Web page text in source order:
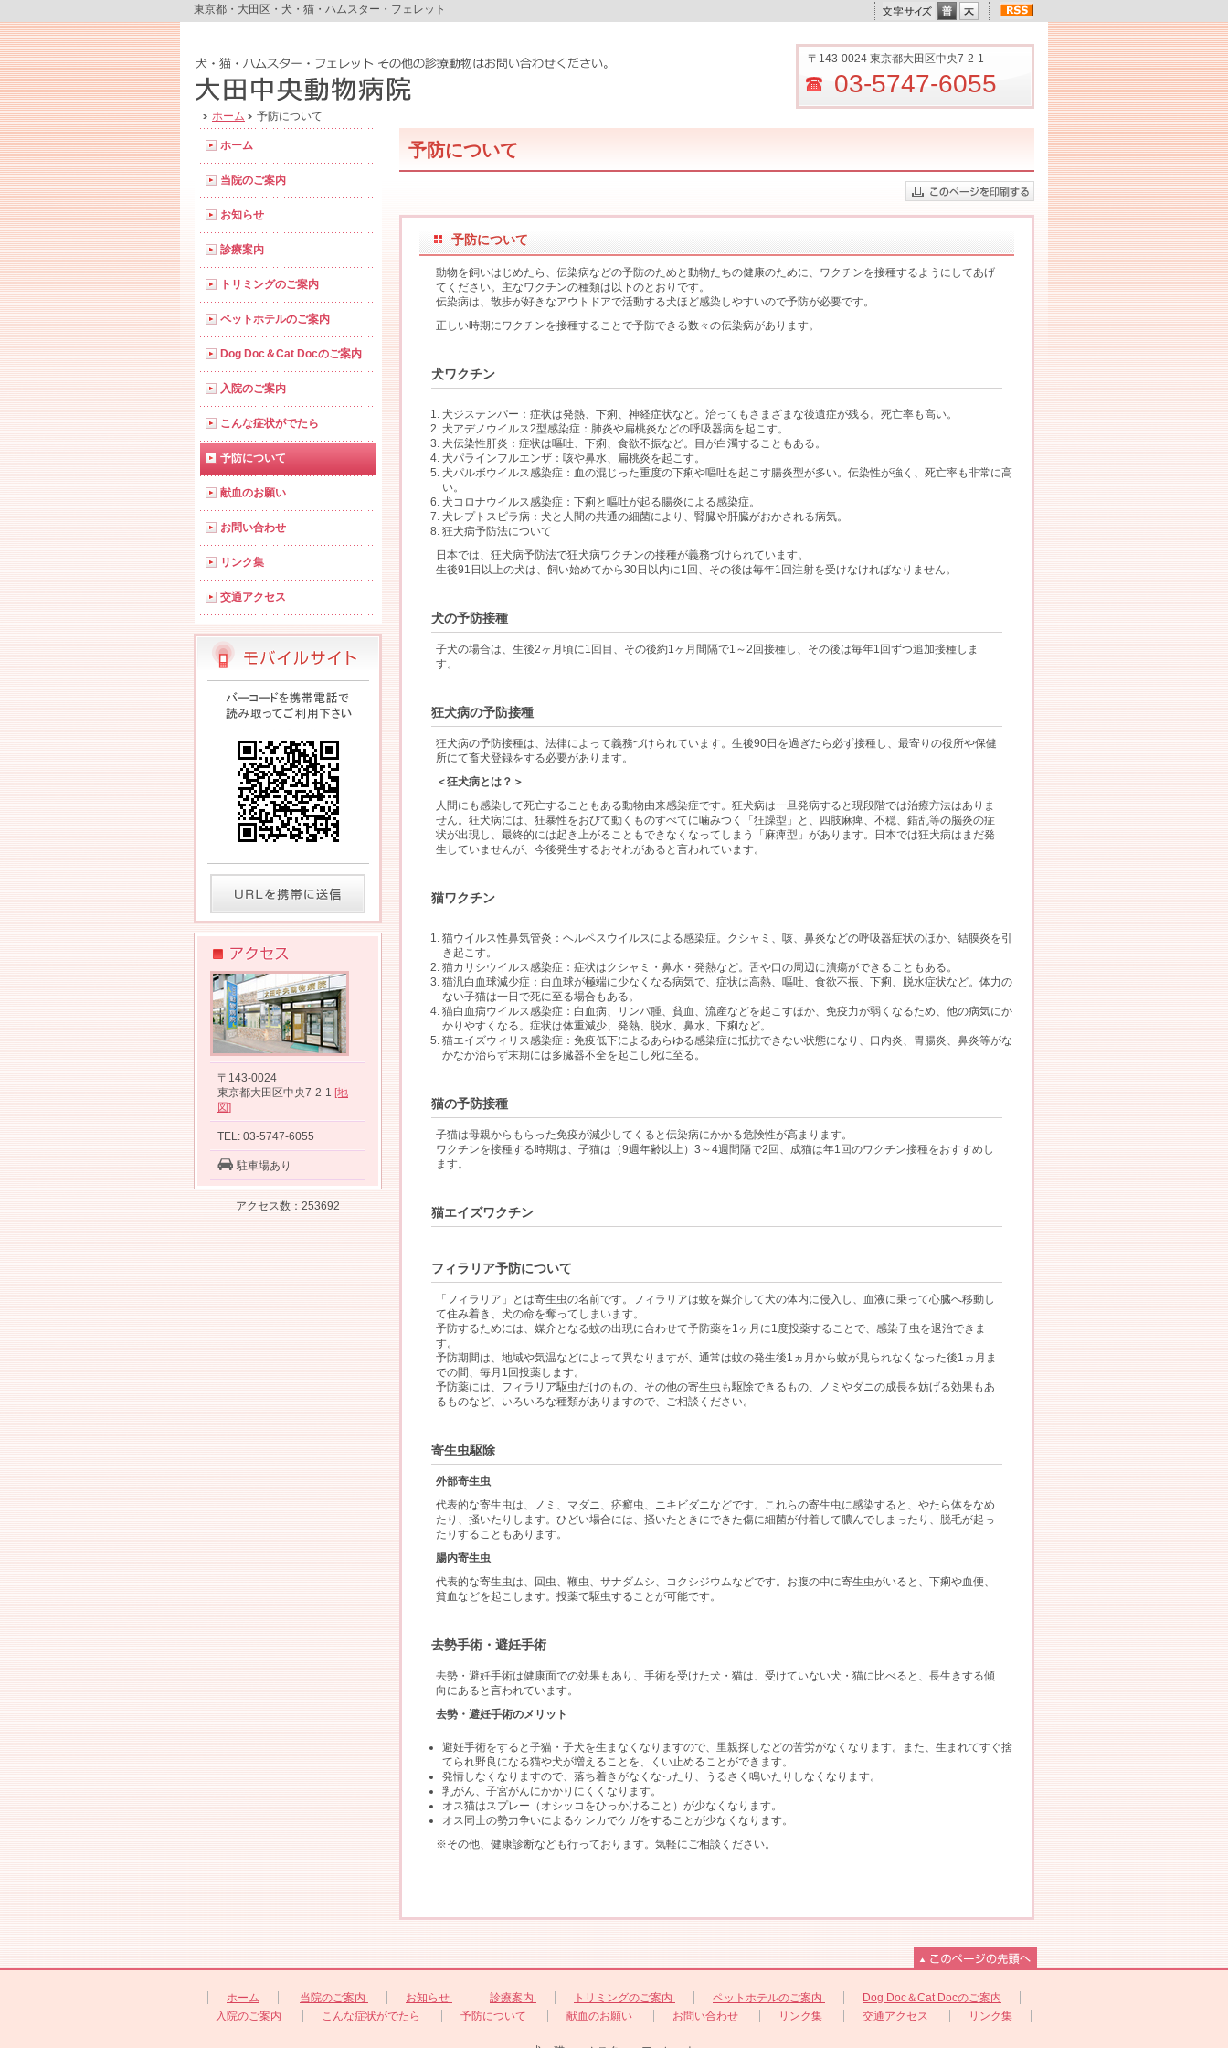
東京都・大田区・犬・猫・ハムスター・フェレット
〒143-0024 東京都大田区中央7-2-1
03-5747-6055
ホーム 予防について
予防について
予防について
動物を飼いはじめたら、伝染病などの予防のためと動物たちの健康のために、ワクチンを接種するようにしてあげ
てください。主なワクチンの種類は以下のとおりです。
伝染病は、散歩が好きなアウトドアで活動する犬ほど感染しやすいので予防が必要です。
正しい時期にワクチンを接種することで予防できる数々の伝染病があります。
犬ワクチン
犬ジステンパー：症状は発熱、下痢、神経症状など。治ってもさまざまな後遺症が残る。死亡率も高い。
犬アデノウイルス2型感染症：肺炎や扁桃炎などの呼吸器病を起こす。
犬伝染性肝炎：症状は嘔吐、下痢、食欲不振など。目が白濁することもある。
犬パラインフルエンザ：咳や鼻水、扁桃炎を起こす。
犬パルボウイルス感染症：血の混じった重度の下痢や嘔吐を起こす腸炎型が多い。伝染性が強く、死亡率も非常に高
い。
犬コロナウイルス感染症：下痢と嘔吐が起る腸炎による感染症。
犬レプトスピラ病：犬と人間の共通の細菌により、腎臓や肝臓がおかされる病気。
狂犬病予防法について
日本では、狂犬病予防法で狂犬病ワクチンの接種が義務づけられています。
生後91日以上の犬は、飼い始めてから30日以内に1回、その後は毎年1回注射を受けなければなりません。
犬の予防接種
子犬の場合は、生後2ヶ月頃に1回目、その後約1ヶ月間隔で1～2回接種し、その後は毎年1回ずつ追加接種しま
す。
狂犬病の予防接種
狂犬病の予防接種は、法律によって義務づけられています。生後90日を過ぎたら必ず接種し、最寄りの役所や保健
所にて畜犬登録をする必要があります。
＜狂犬病とは？＞
人間にも感染して死亡することもある動物由来感染症です。狂犬病は一旦発病すると現段階では治療方法はありま
せん。狂犬病には、狂暴性をおびて動くものすべてに噛みつく「狂躁型」と、四肢麻痺、不穏、錯乱等の脳炎の症
状が出現し、最終的には起き上がることもできなくなってしまう「麻痺型」があります。日本では狂犬病はまだ発
生していませんが、今後発生するおそれがあると言われています。
猫ワクチン
猫ウイルス性鼻気管炎：ヘルペスウイルスによる感染症。クシャミ、咳、鼻炎などの呼吸器症状のほか、結膜炎を引
き起こす。
猫カリシウイルス感染症：症状はクシャミ・鼻水・発熱など。舌や口の周辺に潰瘍ができることもある。
猫汎白血球減少症：白血球が極端に少なくなる病気で、症状は高熱、嘔吐、食欲不振、下痢、脱水症状など。体力の
ない子猫は一日で死に至る場合もある。
猫白血病ウイルス感染症：白血病、リンパ腫、貧血、流産などを起こすほか、免疫力が弱くなるため、他の病気にか
かりやすくなる。症状は体重減少、発熱、脱水、鼻水、下痢など。
猫エイズウィリス感染症：免疫低下によるあらゆる感染症に抵抗できない状態になり、口内炎、胃腸炎、鼻炎等がな
かなか治らず末期には多臓器不全を起こし死に至る。
猫の予防接種
子猫は母親からもらった免疫が減少してくると伝染病にかかる危険性が高まります。
ワクチンを接種する時期は、子猫は（9週年齢以上）3～4週間隔で2回、成猫は年1回のワクチン接種をおすすめし
ます。
猫エイズワクチン
フィラリア予防について
「フィラリア」とは寄生虫の名前です。フィラリアは蚊を媒介して犬の体内に侵入し、血液に乗って心臓へ移動し
て住み着き、犬の命を奪ってしまいます。
予防するためには、媒介となる蚊の出現に合わせて予防薬を1ヶ月に1度投薬することで、感染子虫を退治できま
す。
予防期間は、地域や気温などによって異なりますが、通常は蚊の発生後1ヵ月から蚊が見られなくなった後1ヵ月ま
での間、毎月1回投薬します。
予防薬には、フィラリア駆虫だけのもの、その他の寄生虫も駆除できるもの、ノミやダニの成長を妨げる効果もあ
るものなど、いろいろな種類がありますので、ご相談ください。
寄生虫駆除
外部寄生虫
代表的な寄生虫は、ノミ、マダニ、疥癬虫、ニキビダニなどです。これらの寄生虫に感染すると、やたら体をなめ
たり、掻いたりします。ひどい場合には、掻いたときにできた傷に細菌が付着して膿んでしまったり、脱毛が起っ
たりすることもあります。
腸内寄生虫
代表的な寄生虫は、回虫、鞭虫、サナダムシ、コクシジウムなどです。お腹の中に寄生虫がいると、下痢や血便、
貧血などを起こします。投薬で駆虫することが可能です。
去勢手術・避妊手術
去勢・避妊手術は健康面での効果もあり、手術を受けた犬・猫は、受けていない犬・猫に比べると、長生きする傾
向にあると言われています。
去勢・避妊手術のメリット
避妊手術をすると子猫・子犬を生まなくなりますので、里親探しなどの苦労がなくなります。また、生まれてすぐ捨
てられ野良になる猫や犬が増えることを、くい止めることができます。
発情しなくなりますので、落ち着きがなくなったり、うるさく鳴いたりしなくなります。
乳がん、子宮がんにかかりにくくなります。
オス猫はスプレー（オシッコをひっかけること）が少なくなります。
オス同士の勢力争いによるケンカでケガをすることが少なくなります。
※その他、健康診断なども行っております。気軽にご相談ください。
ホーム
当院のご案内
お知らせ
診療案内
トリミングのご案内
ペットホテルのご案内
Dog Doc＆Cat Docのご案内
入院のご案内
こんな症状がでたら
予防について
献血のお願い
お問い合わせ
リンク集
交通アクセス
〒143-0024
東京都大田区中央7-2-1 [地
図]
TEL: 03-5747-6055
駐車場あり
アクセス数：253692
ホーム 当院のご案内 お知らせ 診療案内 トリミングのご案内 ペットホテルのご案内
Dog Doc＆Cat Docのご案内
入院のご案内
こんな症状がでたら 予防について 献血のお願い お問い合わせ リンク集 交通アクセス リンク集